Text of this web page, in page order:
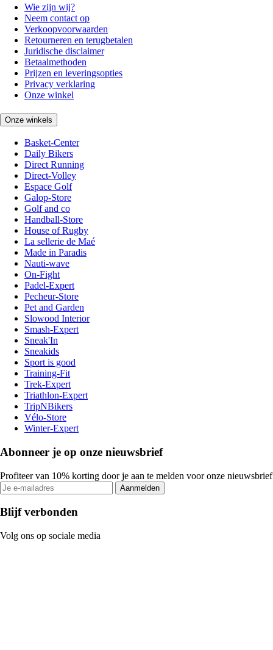
Wie zijn wij?
Neem contact op
Verkoopvoorwaarden
Retourneren en terugbetalen
Juridische disclaimer
Betaalmethoden
Prijzen en leveringsopties
Privacy verklaring
Onze winkel
Onze winkels
Basket-Center
Daily Bikers
Direct Running
Direct-Volley
Espace Golf
Galop-Store
Golf and co
Handball-Store
House of Rugby
La sellerie de Maé
Made in Paradis
Nauti-wave
On-Fight
Padel-Expert
Pecheur-Store
Pet and Garden
Slowood Interior
Smash-Expert
Sneak'In
Sneakids
Sport is good
Training-Fit
Trek-Expert
Triathlon-Expert
TripNBikers
Vélo-Store
Winter-Expert
Abonneer je op onze nieuwsbrief
Profiteer van 10% korting door je aan te melden voor onze nieuwsbrief
Aanmelden
Blijf verbonden
Volg ons op sociale media